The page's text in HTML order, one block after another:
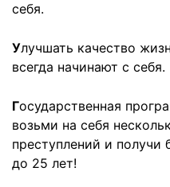
себя.
Улучшать качество
всегда начинают с себя.
Государственная
возьми на себя
преступлений и получи
до 25 лет!